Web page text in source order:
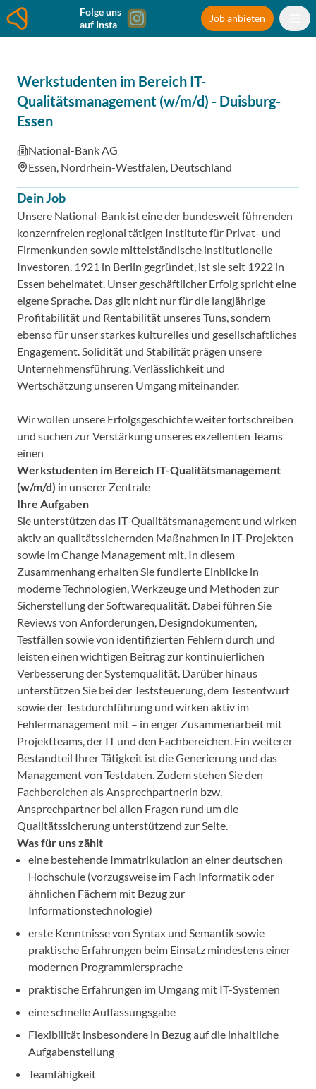
Folge uns
auf Insta
Job anbieten
Werkstudenten im Bereich IT-
Qualitätsmanagement (w/m/d) - Duisburg-
Essen
National-Bank AG
Essen, Nordrhein-Westfalen, Deutschland
Dein Job
Unsere National-Bank ist eine der bundesweit führenden
konzernfreien regional tätigen Institute für Privat- und
Firmenkunden sowie mittelständische institutionelle
Investoren. 1921 in Berlin gegründet, ist sie seit 1922 in
Essen beheimatet. Unser geschäftlicher Erfolg spricht eine
eigene Sprache. Das gilt nicht nur für die langjährige
Profitabilität und Rentabilität unseres Tuns, sondern
ebenso für unser starkes kulturelles und gesellschaftliches
Engagement. Solidität und Stabilität prägen unsere
Unternehmensführung, Verlässlichkeit und
Wertschätzung unseren Umgang miteinander.
Wir wollen unsere Erfolgsgeschichte weiter fortschreiben
und suchen zur Verstärkung unseres exzellenten Teams
einen
Werkstudenten im Bereich IT-Qualitätsmanagement
(w/m/d) in unserer Zentrale
Ihre Aufgaben
Sie unterstützen das IT-Qualitätsmanagement und wirken
aktiv an qualitätssichernden Maßnahmen in IT-Projekten
sowie im Change Management mit. In diesem
Zusammenhang erhalten Sie fundierte Einblicke in
moderne Technologien, Werkzeuge und Methoden zur
Sicherstellung der Softwarequalität. Dabei führen Sie
Reviews von Anforderungen, Designdokumenten,
Testfällen sowie von identifizierten Fehlern durch und
leisten einen wichtigen Beitrag zur kontinuierlichen
Verbesserung der Systemqualität. Darüber hinaus
unterstützen Sie bei der Teststeuerung, dem Testentwurf
sowie der Testdurchführung und wirken aktiv im
Fehlermanagement mit – in enger Zusammenarbeit mit
Projektteams, der IT und den Fachbereichen. Ein weiterer
Bestandteil Ihrer Tätigkeit ist die Generierung und das
Management von Testdaten. Zudem stehen Sie den
Fachbereichen als Ansprechpartnerin bzw.
Ansprechpartner bei allen Fragen rund um die
Qualitätssicherung unterstützend zur Seite.
Was für uns zählt
eine bestehende Immatrikulation an einer deutschen
Hochschule (vorzugsweise im Fach Informatik oder
ähnlichen Fächern mit Bezug zur
Informationstechnologie)
erste Kenntnisse von Syntax und Semantik sowie
praktische Erfahrungen beim Einsatz mindestens einer
modernen Programmiersprache
praktische Erfahrungen im Umgang mit IT-Systemen
eine schnelle Auffassungsgabe
Flexibilität insbesondere in Bezug auf die inhaltliche
Aufgabenstellung
Teamfähigkeit